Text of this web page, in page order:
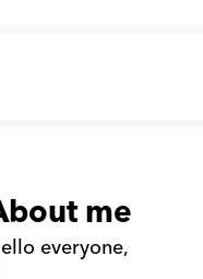
me
everyone,